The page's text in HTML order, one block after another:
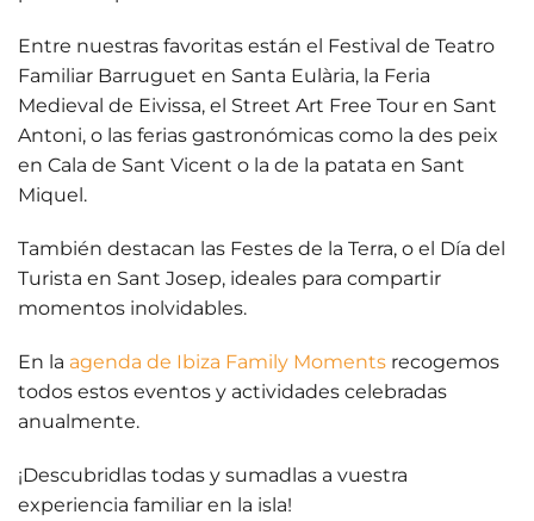
Entre nuestras favoritas están el Festival de Teatro
Familiar Barruguet en Santa Eulària, la Feria
Medieval de Eivissa, el Street Art Free Tour en Sant
Antoni, o las ferias gastronómicas como la des peix
en Cala de Sant Vicent o la de la patata en Sant
Miquel.
También destacan las Festes de la Terra, o el Día del
Turista en Sant Josep, ideales para compartir
momentos inolvidables.
En la agenda de Ibiza Family Moments recogemos
todos estos eventos y actividades celebradas
anualmente.
¡Descubridlas todas y sumadlas a vuestra
experiencia familiar en la isla!